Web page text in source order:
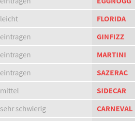
leicht FLORIDA
eintragen GINFIZZ
eintragen MARTINI
eintragen SAZERAC
mittel SIDECAR
sehr schwierig CARNEVAL